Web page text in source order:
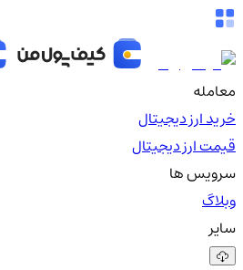
معامله
خرید ارز دیجیتال
قیمت ارز دیجیتال
سرویس ها
وبلاگ
سایر